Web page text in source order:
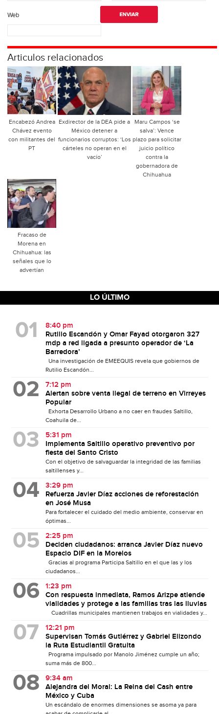
Web
Articulos relacionados
Encabezó Andrea
Chávez evento
con militantes del
PT
Exdirector de la DEA pide a
México detener a
funcionarios corruptos: ‘Los
cárteles no operan en el
vacío’
Maru Campos ‘se
salva’: Vence
plazo para solicitar
juicio político
contra la
gobernadora de
Chihuahua
Fracaso de
Morena en
Chihuahua: las
señales que lo
advertían
LO ÚLTIMO
8:40 pm
Rutilio Escandón y Omar Fayad otorgaron 327
mdp a red ligada a presunto operador de ‘La
Barredora’
Una investigación de EMEEQUIS revela que gobiernos de
Rutilio Escandón...
7:12 pm
Alertan sobre venta ilegal de terreno en Virreyes
Popular
Exhorta Desarrollo Urbano a no caer en fraudes Saltillo,
Coahuila de...
5:31 pm
Implementa Saltillo operativo preventivo por
fiesta del Santo Cristo
Con el objetivo de salvaguardar la integridad de las familias
saltillenses y...
3:29 pm
Refuerza Javier Díaz acciones de reforestación
en José Musa
Para fortalecer el cuidado del medio ambiente, conservar en
óptimas...
2:25 pm
Deciden ciudadanos: arranca Javier Díaz nuevo
Espacio DIF en la Morelos
Gracias al programa Participa Saltillo en el que las y los
ciudadanos...
1:23 pm
Con respuesta inmediata, Ramos Arizpe atiende
vialidades y protege a las familias tras las lluvias
Cuadrillas municipales mantienen trabajos en vialidades y...
12:21 pm
Supervisan Tomás Gutiérrez y Gabriel Elizondo
la Ruta Estudiantil Gratuita
Programa impulsado por Manolo Jiménez cumple un año;
suma más de 800...
9:34 am
Alejandra del Moral: La Reina del Cash entre
México y Cuba
Un escándalo de enormes dimensiones se asoma ya para